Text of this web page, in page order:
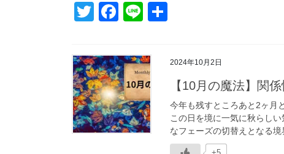
T
tt
er
F
c
e
b
o
o
Li
e
2024年10月2日
【10月の魔法】関
今年も残すところあと2ヶ月
この日を境に一気に秋らし
なフェーズの切替えとなる